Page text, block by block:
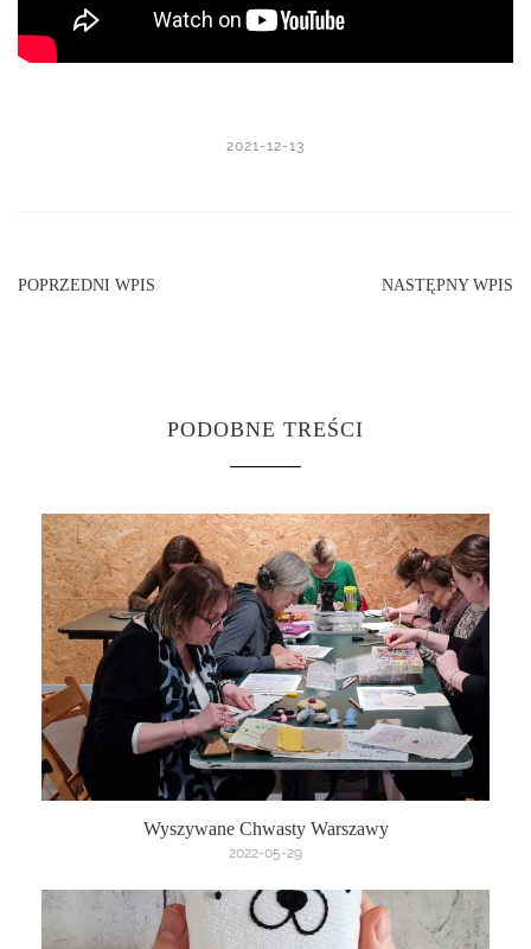
2021-12-13
POPRZEDNI WPIS NASTĘPNY WPIS
PODOBNE TREŚCI
Wyszywane Chwasty Warszawy
2022-05-29